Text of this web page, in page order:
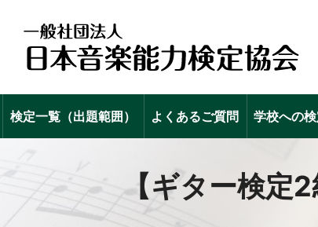
検定一覧（出題範囲） よくあるご質問 学校への
【ギター検定